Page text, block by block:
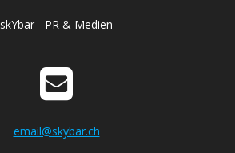
skYbar - PR & Medien
email@skybar.ch